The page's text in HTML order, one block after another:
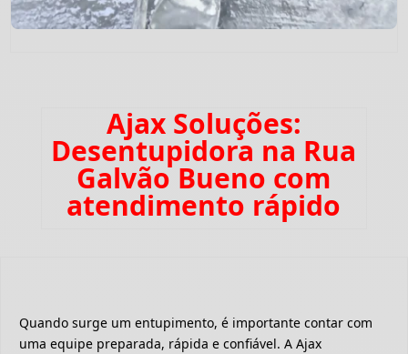
Ajax Soluções:
Desentupidora na Rua
Galvão Bueno com
atendimento rápido
Quando surge um entupimento, é importante contar com
uma equipe preparada, rápida e confiável. A Ajax